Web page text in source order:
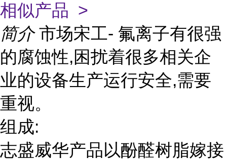
相似产品 >
简介 市场宋工- 氟离子有很强
的腐蚀性,困扰着很多相关企
业的设备生产运行安全,需要
重视。
组成:
志盛威华产品以酚醛树脂嫁接